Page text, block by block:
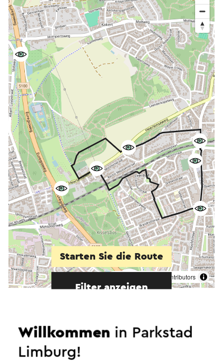
contributors
Starten Sie die Route
Filter anzeigen
In dem Gebiet
Willkommen in Parkstad
Limburg!